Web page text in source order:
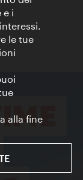
e i
le tue
alla fine